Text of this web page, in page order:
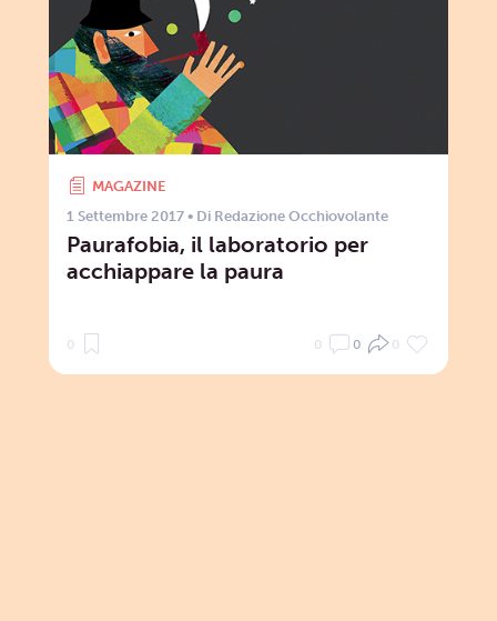
MAGAZINE
1 Settembre 2017 • Di Redazione Occhiovolante
Paurafobia, il laboratorio per
acchiappare la paura
0 0 0 0